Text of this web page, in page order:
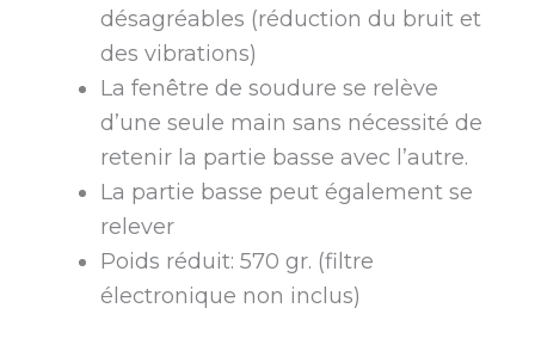
désagréables (réduction du bruit et
des vibrations)
La fenêtre de soudure se relève
d’une seule main sans nécessité de
retenir la partie basse avec l’autre.
La partie basse peut également se
relever
Poids réduit: 570 gr. (filtre
électronique non inclus)